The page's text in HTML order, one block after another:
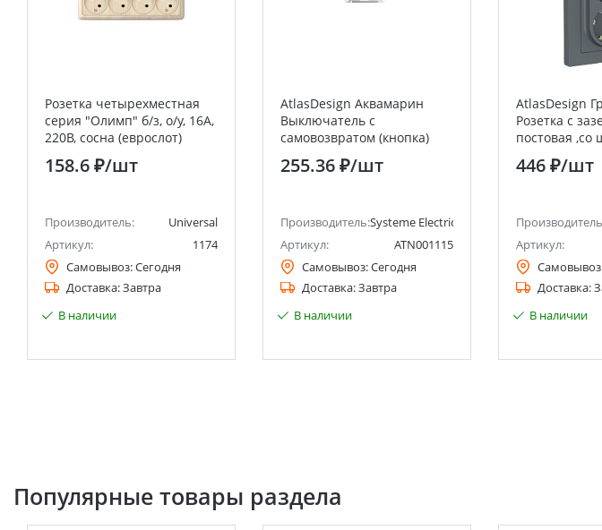
Schneider Electric)
Розетка четырехместная
серия "Олимп" б/з, о/у, 16А,
220В, сосна (еврослот)
UNIVERSAL
158.6 ₽/шт
Производитель:
Universal
Артикул:
1174
Самовывоз:Сегодня
Доставка:Завтра
В наличии
AtlasDesign Аквамарин
Выключатель с
самовозвратом (кнопка)
сх.1, 10АХ Systeme Electric
(Schneider Electric)
255.36 ₽/шт
Производитель:Systeme Electric (ранее Schneider Electric)
Артикул:
ATN001115
Самовывоз:Сегодня
Доставка:Завтра
В наличии
AtlasDesign
Розетка с
постовая ,со
(в сборе с
Electric
446 ₽/шт
Артикул:
Доставка:
В наличии
Популярные товары раздела